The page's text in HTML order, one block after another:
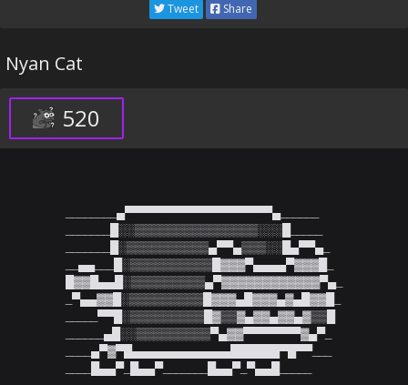
Tweet Share
Nyan Cat
520
________▄▀▀▀▀▀▀▀▀▀▀▀▀▀▀▀▀▀▀▄______
_______█░░▒▒▒▒▒▒▒▒▒▒▒▒▒▒▒░░░█_____
_______█░▒▒▒▒▒▒▒▒▒▒▄▀▀▄▒▒▒░░█▄▀▀▄_
__▄▄___█░▒▒▒▒▒▒▒▒▒▒█▓▓▓▀▄▄▄▄▀▓▓▓█_
█▓▓█▄▄█░▒▒▒▒▒▒▒▒▒▄▀▓▓▓▓▓▓▓▓▓▓▓▓▀▄_
_▀▄▄▓▓█░▒▒▒▒▒▒▒▒▒█▓▓▓▄█▓▓▓▄▓▄█▓▓█_
_____▀▀█░▒▒▒▒▒▒▒▒▒█▓▒▒▓▄▓▓▄▓▓▄▓▒▒█
______▄█░░▒▒▒▒▒▒▒▒▒▀▄▓▓▀▀▀▀▀▀▀▓▄▀_
____▄▀▓▀█▄▄▄▄▄▄▄▄▄▄▄▄██████▀█▀▀___
____█▄▄▀_█▄▄▀_______█▄▄▀_▀▄▄█_____